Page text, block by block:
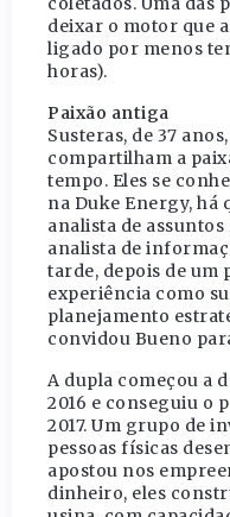
deixar o motor que
ligado por menos
horas).
Paixão antiga
Susteras, de 37
compartilham a
tempo. Eles se
na Duke Energy, há
analista de
analista de
tarde, depois de um
experiência como
planejamento
convidou Bueno
A dupla começou a
2016 e conseguiu o
2017. Um grupo de
pessoas físicas
apostou nos
dinheiro, eles